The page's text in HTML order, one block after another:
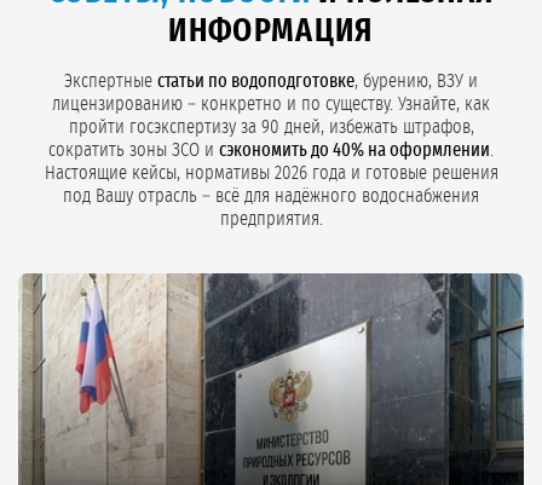
коммерческое предложение с фиксацией цены в договоре.
ИНФОРМАЦИЯ
Экспертные статьи по водоподготовке, бурению, ВЗУ и
лицензированию – конкретно и по существу. Узнайте, как
пройти госэкспертизу за 90 дней, избежать штрафов,
сократить зоны ЗСО и сэкономить до 40% на оформлении
Настоящие кейсы, нормативы 2026 года и готовые решения
под Вашу отрасль – всё для надёжного водоснабжения
предприятия.